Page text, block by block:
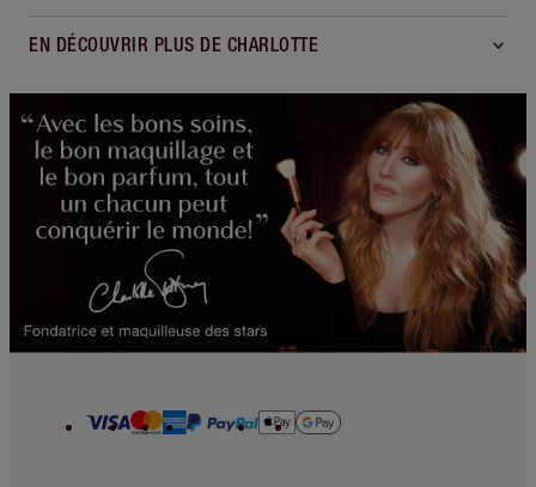
EN DÉCOUVRIR PLUS DE CHARLOTTE